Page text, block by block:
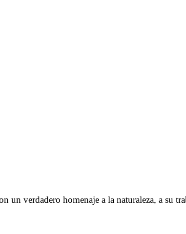
verdadero homenaje a la naturaleza, a su